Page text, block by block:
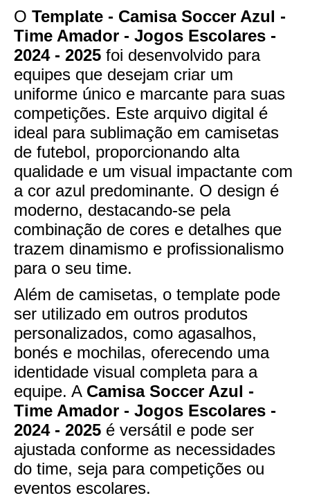
O Template - Camisa Soccer Azul -
Time Amador - Jogos Escolares -
2024 - 2025 foi desenvolvido para
equipes que desejam criar um
uniforme único e marcante para suas
competições. Este arquivo digital é
ideal para sublimação em camisetas
de futebol, proporcionando alta
qualidade e um visual impactante com
a cor azul predominante. O design é
moderno, destacando-se pela
combinação de cores e detalhes que
trazem dinamismo e profissionalismo
para o seu time.
Além de camisetas, o template pode
ser utilizado em outros produtos
personalizados, como agasalhos,
bonés e mochilas, oferecendo uma
identidade visual completa para a
equipe. A Camisa Soccer Azul -
Time Amador - Jogos Escolares -
2024 - 2025 é versátil e pode ser
ajustada conforme as necessidades
do time, seja para competições ou
eventos escolares.